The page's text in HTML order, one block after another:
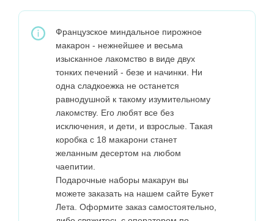
Французское миндальное пирожное
макарон - нежнейшее и весьма
изысканное лакомство в виде двух
тонких печений - безе и начинки. Ни
одна сладкоежка не останется
равнодушной к такому изумительному
лакомству. Его любят все без
исключения, и дети, и взрослые. Такая
коробка с 18 макарони станет
желанным десертом на любом
чаепитии.
Подарочные наборы макарун вы
можете заказать на нашем сайте Букет
Лета. Оформите заказ самостоятельно,